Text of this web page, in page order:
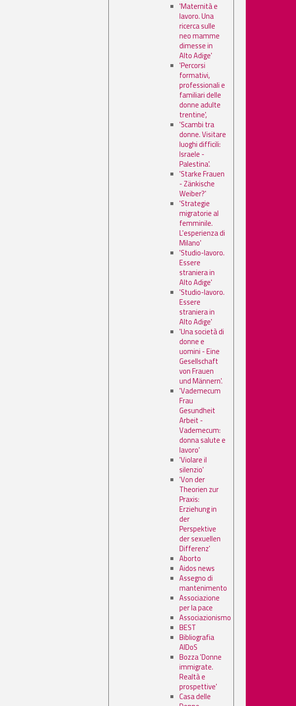
'Maternità e
lavoro. Una
ricerca sulle
neo mamme
dimesse in
Alto Adige'
'Percorsi
formativi,
professionali e
familiari delle
donne adulte
trentine',
'Scambi tra
donne. Visitare
luoghi difficili:
Israele -
Palestina'.
'Starke Frauen
- Zänkische
Weiber?'
'Strategie
migratorie al
femminile.
L'esperienza di
Milano'
'Studio-lavoro.
Essere
straniera in
Alto Adige'
'Studio-lavoro.
Essere
straniera in
Alto Adige'
'Una società di
donne e
uomini - Eine
Gesellschaft
von Frauen
und Männern'.
'Vademecum
Frau
Gesundheit
Arbeit -
Vademecum:
donna salute e
lavoro'
'Violare il
silenzio'
'Von der
Theorien zur
Praxis:
Erziehung in
der
Perspektive
der sexuellen
Differenz'
Aborto
Aidos news
Assegno di
mantenimento
Associazione
per la pace
Associazionismo
BEST
Bibliografia
AIDoS
Bozza 'Donne
immigrate.
Realtà e
prospettive'
Casa delle